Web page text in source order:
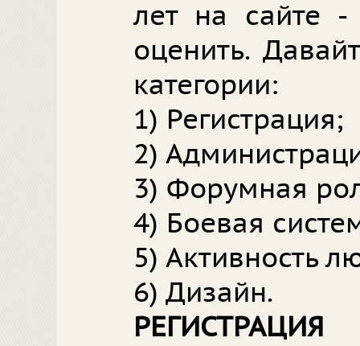
лет на сайте -
оценить.
категории:
1) Регистрация;
2)
3) Форумная
4) Боевая
5) Активность
6) Дизайн.
РЕГИСТРАЦИЯ